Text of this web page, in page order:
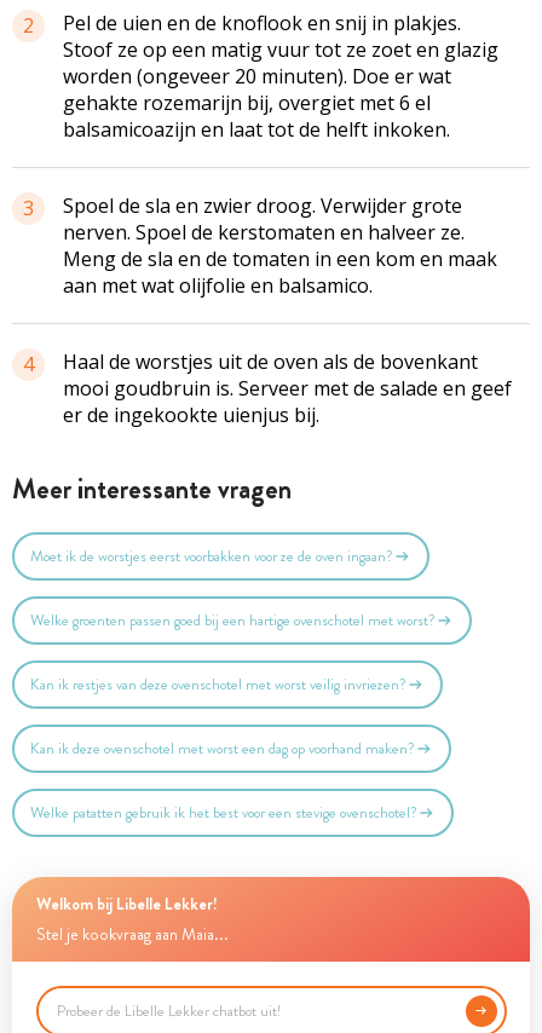
2
Pel de uien en de knoflook en snij in plakjes.
Stoof ze op een matig vuur tot ze zoet en glazig
worden (ongeveer 20 minuten). Doe er wat
gehakte rozemarijn bij, overgiet met 6 el
balsamicoazijn en laat tot de helft inkoken.
3
Spoel de sla en zwier droog. Verwijder grote
nerven. Spoel de kerstomaten en halveer ze.
Meng de sla en de tomaten in een kom en maak
aan met wat olijfolie en balsamico.
4
Haal de worstjes uit de oven als de bovenkant
mooi goudbruin is. Serveer met de salade en geef
er de ingekookte uienjus bij.
Meer interessante vragen
Moet ik de worstjes eerst voorbakken voor ze de oven ingaan?
Welke groenten passen goed bij een hartige ovenschotel met worst?
Kan ik restjes van deze ovenschotel met worst veilig invriezen?
Kan ik deze ovenschotel met worst een dag op voorhand maken?
Welke patatten gebruik ik het best voor een stevige ovenschotel?
Welkom bij Libelle Lekker!
Stel je kookvraag aan Maia...